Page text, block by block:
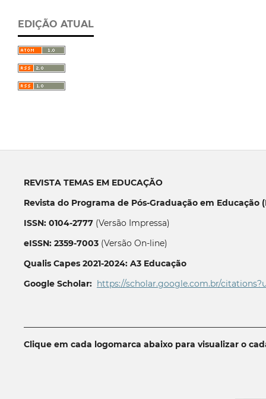
EDIÇÃO ATUAL
REVISTA TEMAS EM EDUCAÇÃO
Revista do Programa de Pós-Graduação em Educação
ISSN: 0104-2777(Versão Impressa)
eISSN: 2359-7003(Versão On-line)
Qualis Capes 2021-2024: A3 Educação
Google Scholar: https://scholar.google.com.br/
Clique em cada logomarca abaixo para visualizar o